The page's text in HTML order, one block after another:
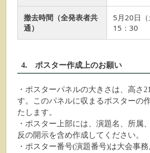
撤去時間（全発表者共
通）
5月20日
15：30
4. ポスター作成上のお願い
・ポスターパネルの大きさは、高さ
す。このパネルに収まるポスターの
たします。
・ポスター上部には、演題名、所属
反の開示を含め作成してください。
・ポスター番号(演題番号)は大会事務